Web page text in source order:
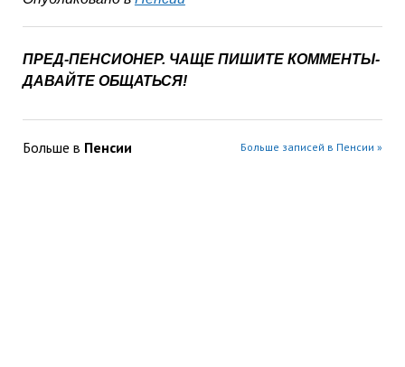
ПРЕД-ПЕНСИОНЕР. ЧАЩЕ ПИШИТЕ КОММЕНТЫ-
ДАВАЙТЕ ОБЩАТЬСЯ!
Больше в Пенсии Больше записей в Пенсии »